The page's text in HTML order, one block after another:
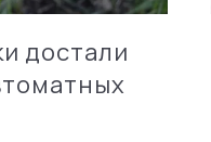
достали